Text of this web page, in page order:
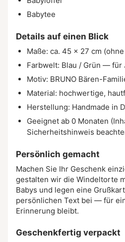
Babytee
Details auf einen Blick
Maße: ca. 45 × 27 cm
Farbwelt: Blau / Grün — für
Motiv: BRUNO Bären-
Material: hochwertige,
Herstellung: Handmade in
Geeignet ab 0 Monaten
Sicherheitshinweis
Persönlich gemacht
Machen Sie Ihr Geschenk
gestalten wir die Windeltorte
Babys und legen eine
persönlichen Text bei — für
Erinnerung bleibt.
Geschenkfertig verpackt